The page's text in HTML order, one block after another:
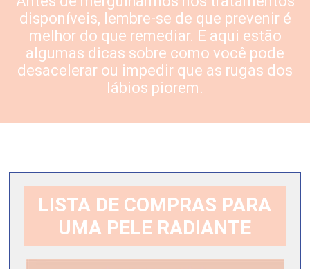
disponíveis, lembre-se de que prevenir é
melhor do que remediar. E aqui estão
algumas dicas sobre como você pode
desacelerar ou impedir que as rugas dos
lábios piorem.
LISTA DE COMPRAS PARA
UMA PELE RADIANTE